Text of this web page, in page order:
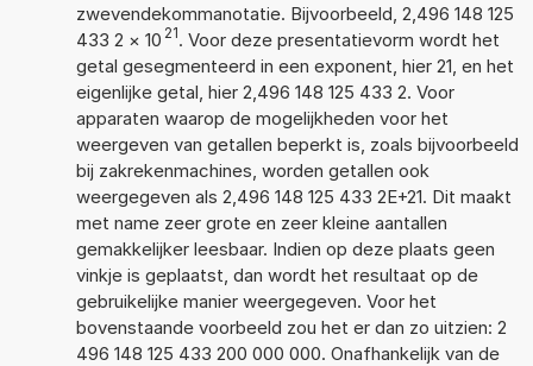
zwevendekommanotatie. Bijvoorbeeld, 2,496 148 125
433 2 × 10 21. Voor deze presentatievorm wordt het
getal gesegmenteerd in een exponent, hier 21, en het
eigenlijke getal, hier 2,496 148 125 433 2. Voor
apparaten waarop de mogelijkheden voor het
weergeven van getallen beperkt is, zoals bijvoorbeeld
bij zakrekenmachines, worden getallen ook
weergegeven als 2,496 148 125 433 2E+21. Dit maakt
met name zeer grote en zeer kleine aantallen
gemakkelijker leesbaar. Indien op deze plaats geen
vinkje is geplaatst, dan wordt het resultaat op de
gebruikelijke manier weergegeven. Voor het
bovenstaande voorbeeld zou het er dan zo uitzien: 2
496 148 125 433 200 000 000. Onafhankelijk van de